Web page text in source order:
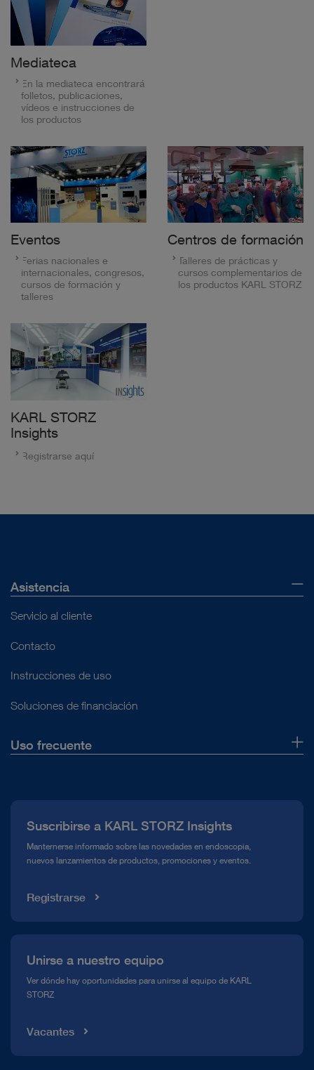
Mediateca
En la mediateca encontrará
folletos, publicaciones,
vídeos e instrucciones de
los productos
Eventos
Ferias nacionales e
internacionales, congresos,
cursos de formación y
talleres
Centros de formación
Talleres de prácticas y
cursos complementarios de
los productos KARL STORZ
KARL STORZ
Insights
Registrarse aquí
Asistencia
Servicio al cliente
Contacto
Instrucciones de uso
Soluciones de financiación
Uso frecuente
Línea de atención para el Cumplimiento normativo (Hotline)
Mediateca
Suscribirse a KARL STORZ Insights
Manternerse informado sobre las novedades en endoscopia,
nuevos lanzamientos de productos, promociones y eventos.
Registrarse
Unirse a nuestro equipo
Ver dónde hay oportunidades para unirse al equipo de KARL
STORZ
Vacantes